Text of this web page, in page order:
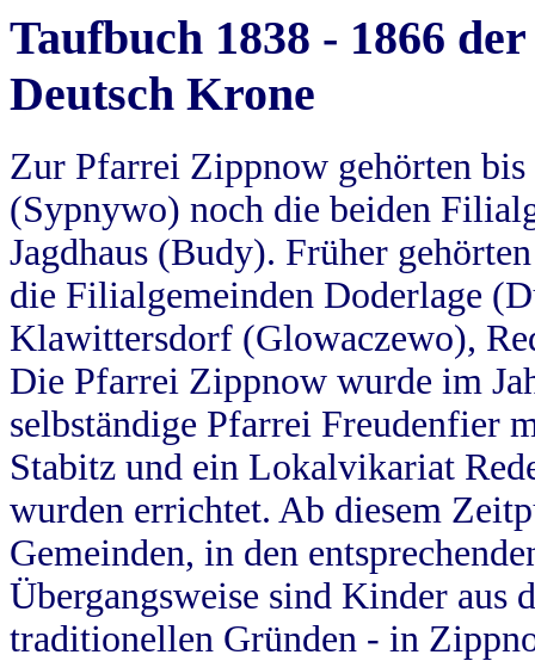
Taufbuch 1838 - 1866
Deutsch Krone
Zur Pfarrei Zippnow gehörten
(Sypnywo) noch die beiden
Jagdhaus (Budy). Früher
die Filialgemeinden Doderlage
Klawittersdorf (Glowaczewo),
Die Pfarrei Zippnow wurde im
selbständige Pfarrei Freudenfier
Stabitz und ein Lokalvikariat
wurden errichtet. Ab diesem
Gemeinden, in den
Übergangsweise sind Kinder aus
traditionellen Gründen - in